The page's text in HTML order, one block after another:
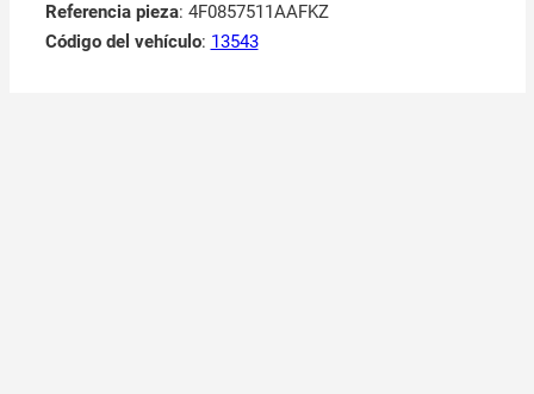
Referencia pieza: 4F0857511AAFKZ
Código del vehículo: 13543